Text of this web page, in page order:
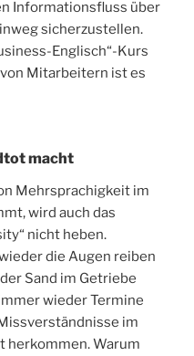
Informationsfluss über
sicherzustellen.
Englisch“-Kurs
Mitarbeitern ist es
macht
Mehrsprachigkeit im
wird auch das
nicht heben.
die Augen reiben
Sand im Getriebe
wieder Termine
im
herkommen. Warum